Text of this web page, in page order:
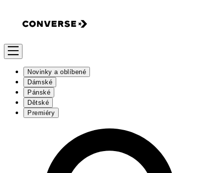
Novinky a oblíbené
Dámské
Pánské
Dětské
Premiéry